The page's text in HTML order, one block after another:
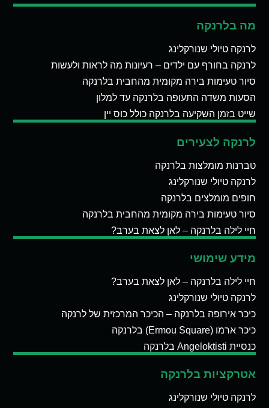
מה בלרנקה
לרנקה טיולי שנורקלינג
לרנקה בחורף עם ילדים – רעיונות מה לראות ולעשות
סיור טעימות בירה מקומית מהחבית בלרנקה
הסעות משדה התעופה בלרנקה עד למלון
שייט בזמן השקיעה בלרנקה כולל כוס יין
לרנקה לצעירים
טברנות מומלצות בלרנקה
לרנקה טיולי שנורקלינג
חופים מומלצים בלרנקה
סיור טעימות בירה מקומית מהחבית בלרנקה
חיי לילה בלרנקה – לאן לצאת בערב?
מידע שימושי
חיי לילה בלרנקה – לאן לצאת בערב?
לרנקה טיולי שנורקלינג
כיכר אירופה בלרנקה – הכיכר המרכזית של לרנקה
כיכר ארמו (Ermou Square) בלרנקה
כנסיית Angeloktisti בלרנקה
אטרקציות בלרנקה
לרנקה טיולי שנורקלינג